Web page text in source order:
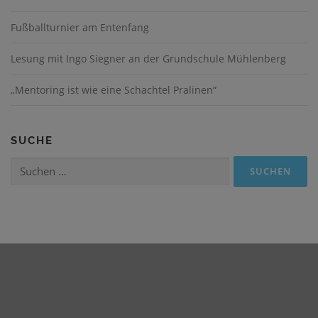
Fußballturnier am Entenfang
Lesung mit Ingo Siegner an der Grundschule Mühlenberg
„Mentoring ist wie eine Schachtel Pralinen“
SUCHE
Suchen